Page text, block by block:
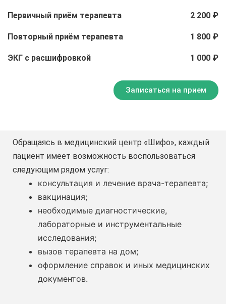
Первичный приём терапевта 2 200 ₽
Повторный приём терапевта 1 800 ₽
ЭКГ с расшифровкой 1 000 ₽
Записаться на прием
Обращаясь в медицинский центр «Шифо», каждый
пациент имеет возможность воспользоваться
следующим рядом услуг:
консультация и лечение врача-терапевта;
вакцинация;
необходимые диагностические,
лабораторные и инструментальные
исследования;
вызов терапевта на дом;
оформление справок и иных медицинских
документов.